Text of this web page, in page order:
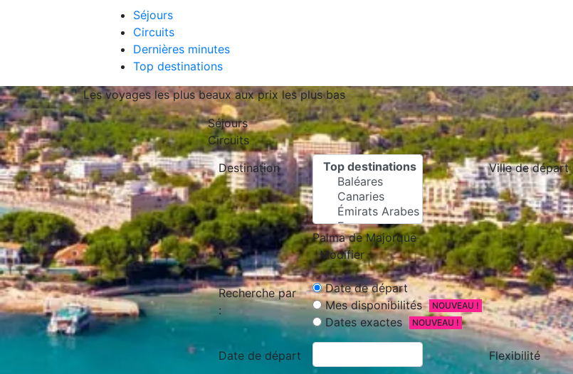
Séjours
Circuits
Dernières minutes
Top destinations
Les voyages les plus beaux aux prix les plus bas
Séjours
Circuits
Destination
Palma de Majorque
Modifier
Ville de départ
Recherche par
:
Date de départ
Mes disponibilités
NOUVEAU !
Dates exactes NOUVEAU !
Date de départ Flexibilité